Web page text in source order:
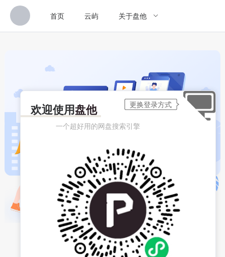
首页 云屿 关于盘他
欢迎使用盘他
一个超好用的网盘搜索引擎